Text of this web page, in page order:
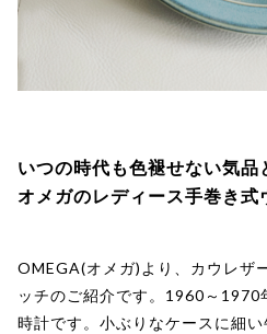
いつの時代も色褪せない気品
オメガのレディース手巻き式
OMEGA(オメガ)より、カウレザ
ッチのご紹介です。1960～1970
時計です。小ぶりなケースに細